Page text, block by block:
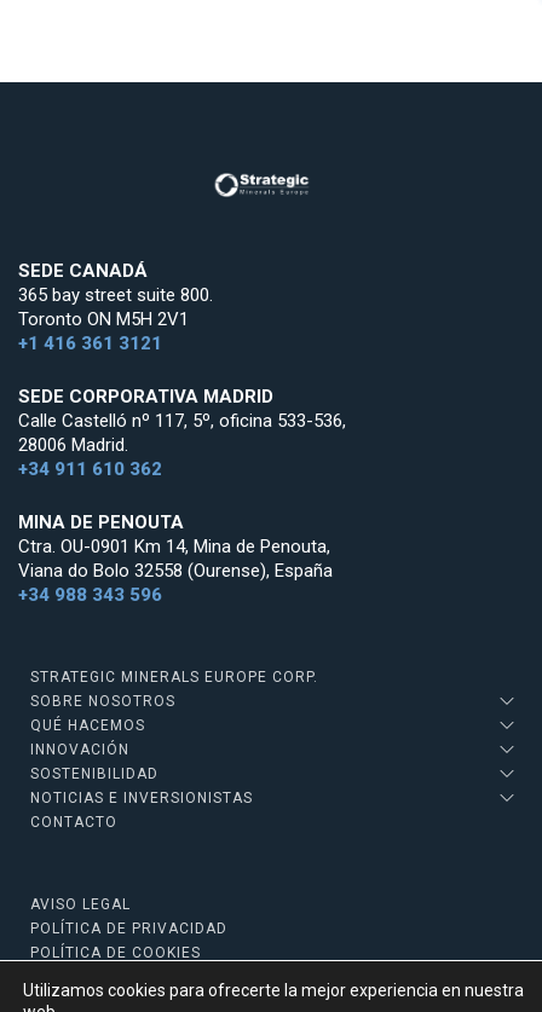
SEDE CANADÁ
365 bay street suite 800.
Toronto ON M5H 2V1
+1 416 361 3121
SEDE CORPORATIVA MADRID
Calle Castelló nº 117, 5º, oficina 533-536,
28006 Madrid.
+34 911 610 362
MINA DE PENOUTA
Ctra. OU-0901 Km 14, Mina de Penouta,
Viana do Bolo 32558 (Ourense), España
+34 988 343 596
STRATEGIC MINERALS EUROPE CORP.
SOBRE NOSOTROS
QUÉ HACEMOS
INNOVACIÓN
SOSTENIBILIDAD
NOTICIAS E INVERSIONISTAS
CONTACTO
AVISO LEGAL
POLÍTICA DE PRIVACIDAD
POLÍTICA DE COOKIES
Utilizamos cookies para ofrecerte la mejor experiencia en nuestra